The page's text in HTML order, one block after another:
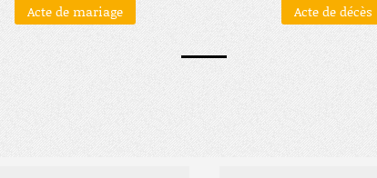
Acte de mariage Acte de décès